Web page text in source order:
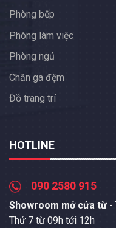
Phòng bếp
Phòng làm việc
Phòng ngủ
Chăn ga đệm
Đồ trang trí
HOTLINE
090 2580 915
Showroom mở cửa từ -
Thứ 7 từ 09h tới 12h